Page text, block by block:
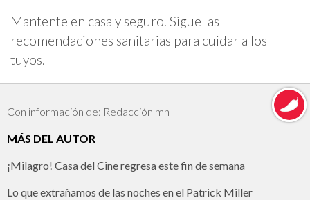
Mantente en casa y seguro. Sigue las
recomendaciones sanitarias para cuidar a los
tuyos.
Con información de: Redacción mn
MÁS DEL AUTOR
¡Milagro! Casa del Cine regresa este fin de semana
Lo que extrañamos de las noches en el Patrick Miller